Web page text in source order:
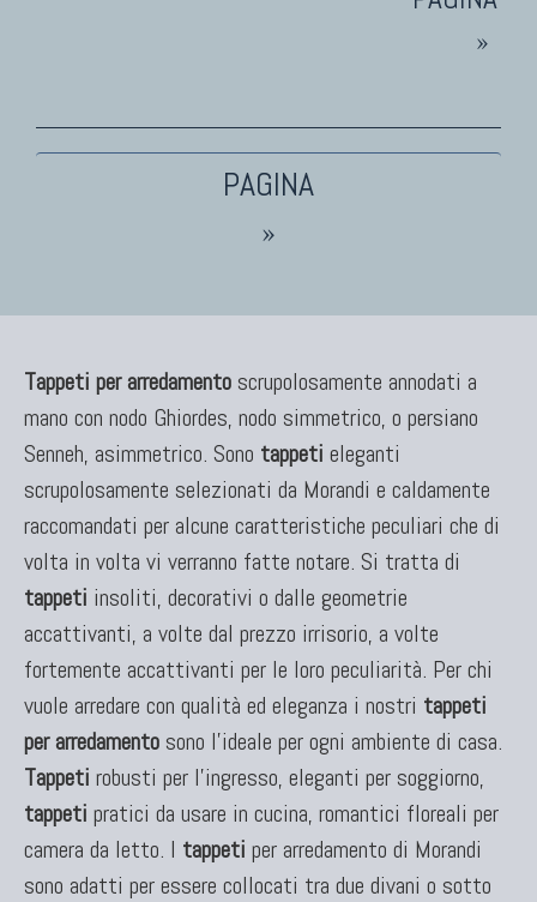
Tappeti Persiani Antichi
TAPPETI CLASSICI
Collezione Hyderabad
Collezione Peshawar
Collezione Agra
Collezione Zigler
TAPPETI CAUCASICI
Tappeti Caucasici Antichi: Kazak
Tappeti Caucasici Antichi: Karabagh
Tappeti Caucasici Antichi : Shirvan
Tappeti Caucasici Vecchi E Nuovi
»
»
Tappeti per arredamento scrupolosamente annodati a
mano con nodo Ghiordes, nodo simmetrico, o persiano
Senneh, asimmetrico. Sono tappeti eleganti
scrupolosamente selezionati da Morandi e caldamente
raccomandati per alcune caratteristiche peculiari che di
volta in volta vi verranno fatte notare. Si tratta di
tappeti insoliti, decorativi o dalle geometrie
accattivanti, a volte dal prezzo irrisorio, a volte
fortemente accattivanti per le loro peculiarità. Per chi
vuole arredare con qualità ed eleganza i nostri tappeti
per arredamento sono l'ideale per ogni ambiente di casa.
Tappeti robusti per l'ingresso, eleganti per soggiorno,
tappeti pratici da usare in cucina, romantici floreali per
camera da letto. I tappeti per arredamento di Morandi
sono adatti per essere collocati tra due divani o sotto